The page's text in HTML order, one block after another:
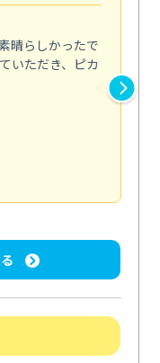
晴らしかったで
いただき、ピカ